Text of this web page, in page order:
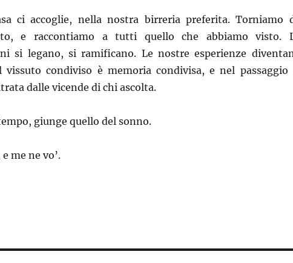
ci accoglie, nella nostra birreria preferita. Torniamo
e raccontiamo a tutti quello che abbiamo visto.
si legano, si ramificano. Le nostre esperienze
vissuto condiviso è memoria condivisa, e nel passaggio
dalle vicende di chi ascolta.
giunge quello del sonno.
me ne vo’.